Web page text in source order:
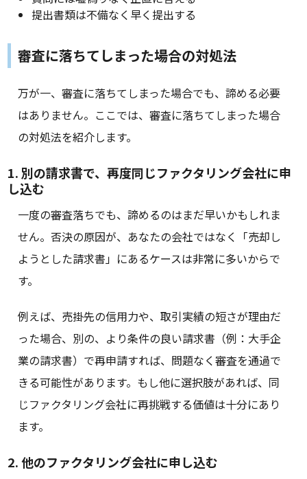
提出書類は不備なく早く提出する
審査に落ちてしまった場合の対処法
万が一、審査に落ちてしまった場合でも、諦める必要
はありません。ここでは、審査に落ちてしまった場合
の対処法を紹介します。
1. 別の請求書で、再度同じファクタリング会社に申
し込む
一度の審査落ちでも、諦めるのはまだ早いかもしれま
せん。否決の原因が、あなたの会社ではなく「売却し
ようとした請求書」にあるケースは非常に多いからで
す。
例えば、売掛先の信用力や、取引実績の短さが理由だ
った場合、別の、より条件の良い請求書（例：大手企
業の請求書）で再申請すれば、問題なく審査を通過で
きる可能性があります。もし他に選択肢があれば、同
じファクタリング会社に再挑戦する価値は十分にあり
ます。
2. 他のファクタリング会社に申し込む